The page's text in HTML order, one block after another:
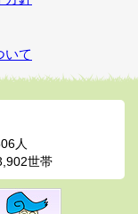
いて
人
世帯